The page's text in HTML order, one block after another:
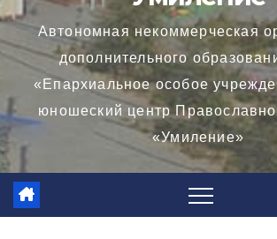
Автономная некоммерческая
дополнительного
«Епархиальное особое
юношеский центр
«Умиление»